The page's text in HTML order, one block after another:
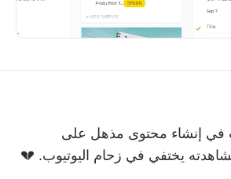
في إنشاء محتوى مذهل على